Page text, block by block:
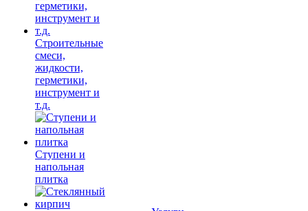
Строительные
смеси,
жидкости,
герметики,
инструмент и
т.д.
Ступени и
напольная
плитка